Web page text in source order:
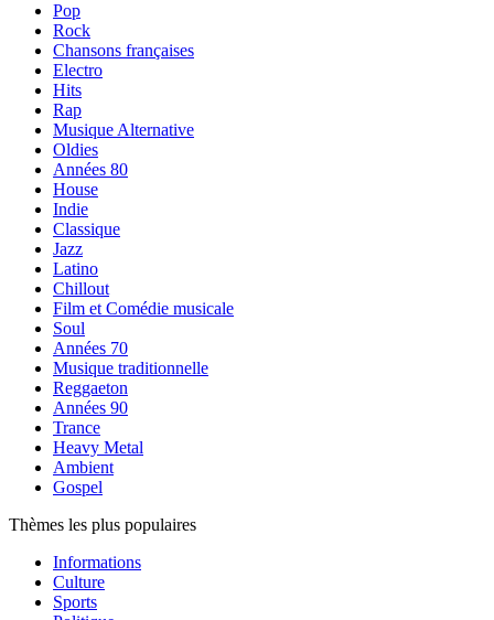
Pop
Rock
Chansons françaises
Electro
Hits
Rap
Musique Alternative
Oldies
Années 80
House
Indie
Classique
Jazz
Latino
Chillout
Film et Comédie musicale
Soul
Années 70
Musique traditionnelle
Reggaeton
Années 90
Trance
Heavy Metal
Ambient
Gospel
Thèmes les plus populaires
Informations
Culture
Sports